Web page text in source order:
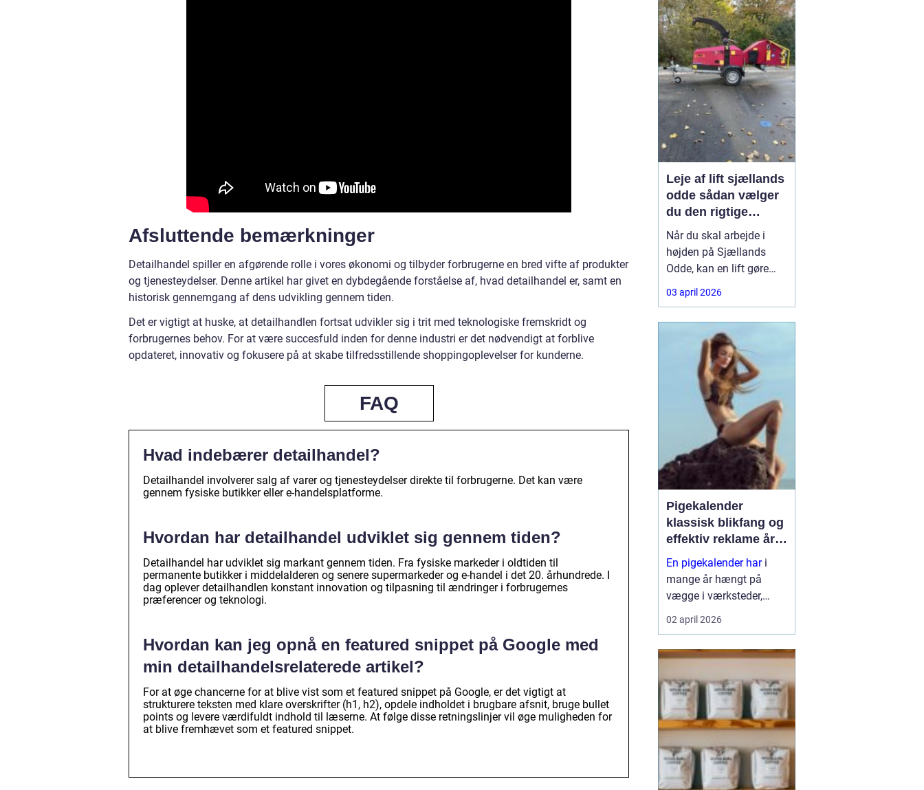
Afsluttende bemærkninger
Detailhandel spiller en afgørende rolle i vores økonomi og tilbyder forbrugerne en bred vifte af produkter
og tjenesteydelser. Denne artikel har givet en dybdegående forståelse af, hvad detailhandel er, samt en
historisk gennemgang af dens udvikling gennem tiden.
Det er vigtigt at huske, at detailhandlen fortsat udvikler sig i trit med teknologiske fremskridt og
forbrugernes behov. For at være succesfuld inden for denne industri er det nødvendigt at forblive
opdateret, innovativ og fokusere på at skabe tilfredsstillende shoppingoplevelser for kunderne.
FAQ
Hvad indebærer detailhandel?
Detailhandel involverer salg af varer og tjenesteydelser direkte til forbrugerne. Det kan være
gennem fysiske butikker eller e-handelsplatforme.
Hvordan har detailhandel udviklet sig gennem tiden?
Detailhandel har udviklet sig markant gennem tiden. Fra fysiske markeder i oldtiden til
permanente butikker i middelalderen og senere supermarkeder og e-handel i det 20. århundrede. I
dag oplever detailhandlen konstant innovation og tilpasning til ændringer i forbrugernes
præferencer og teknologi.
Hvordan kan jeg opnå en featured snippet på Google med
min detailhandelsrelaterede artikel?
For at øge chancerne for at blive vist som et featured snippet på Google, er det vigtigt at
strukturere teksten med klare overskrifter (h1, h2), opdele indholdet i brugbare afsnit, bruge bullet
points og levere værdifuldt indhold til læserne. At følge disse retningslinjer vil øge muligheden for
at blive fremhævet som et featured snippet.
opdages forurening i
forbindelse med
anlægsarbejde.
Jordrensning handler
om at fjerne eller
reducere skadelige
stoffer ...
Leje af lift sjællands
odde sådan vælger
du den rigtige
løsning
Når du skal arbejde i
højden på Sjællands
Odde, kan en lift gøre
forskellen på en
besværlig og en
Hvad enten du skal
beskære træer, male
gavl, reparere tagrender
eller sætte nye skilte op,
03 april 2026
Pigekalender
klassisk blikfang og
effektiv reklame året
rundt
En pigekalender hari
mange år hængt på
vægge i værksteder,
lagerhaller og
frokoststuer over hele
et stykke tradition og
humor på
arbejdspladsen, for
andre er d...
02 april 2026